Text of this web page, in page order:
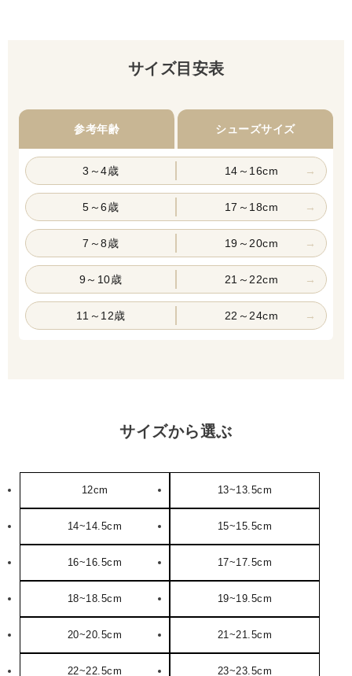
サイズ目安表
参考年齢 シューズサイズ
3～4歳 14～16cm
5～6歳 17～18cm
7～8歳 19～20cm
9～10歳 21～22cm
11～12歳 22～24cm
サイズから選ぶ
12cm 13~13.5cm
14~14.5cm 15~15.5cm
16~16.5cm 17~17.5cm
18~18.5cm 19~19.5cm
20~20.5cm 21~21.5cm
22~22.5cm 23~23.5cm